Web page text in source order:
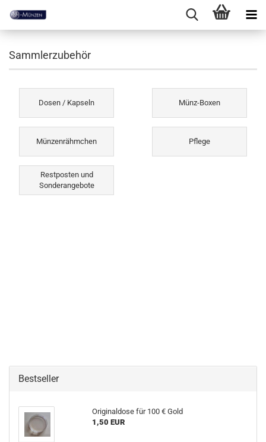
Sammlerzubehör
Dosen / Kapseln Münz-Boxen
Münzenrähmchen Pflege
Restposten und
Sonderangebote
Bestseller
Originaldose für 100 € Gold
1,50 EUR